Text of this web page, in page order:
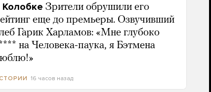
Колобке Зрители обрушили его
еще до премьеры. Озвучивший
Гарик Харламов: «Мне глубоко
на Человека-паука, я Бэтмена
16 часов назад